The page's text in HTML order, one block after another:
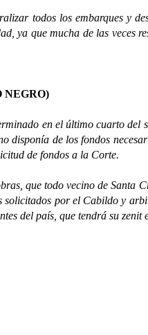
todos los embarques y
ya que mucha de las veces
en el último cuarto del
disponía de los fondos
de fondos a la Corte.
que todo vecino de Santa
solicitados por el Cabildo y
del país, que tendrá su zenit